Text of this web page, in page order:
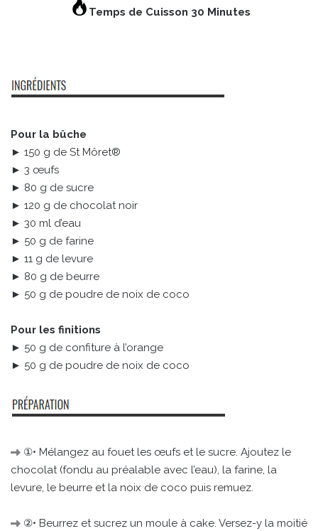
Temps de Cuisson 30 Minutes
Pour la bûche
► 150 g de St Môret®
► 3 œufs
► 80 g de sucre
► 120 g de chocolat noir
► 30 ml d’eau
► 50 g de farine
► 11 g de levure
► 80 g de beurre
► 50 g de poudre de noix de coco
Pour les finitions
► 50 g de confiture à l’orange
► 50 g de poudre de noix de coco
①• Mélangez au fouet les œufs et le sucre. Ajoutez le
chocolat (fondu au préalable avec l’eau), la farine, la
levure, le beurre et la noix de coco puis remuez.
②• Beurrez et sucrez un moule à cake. Versez-y la moitié